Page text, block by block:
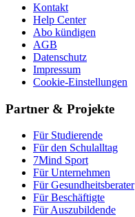
Kontakt
Help Center
Abo kündigen
AGB
Datenschutz
Impressum
Cookie-Einstellungen
Partner & Projekte
Für Stu­die­rende
Für den Schulalltag
7Mind Sport
Für Unter­neh­men
Für Gesund­heits­be­ra­ter
Für Beschäftigte
Für Auszubildende